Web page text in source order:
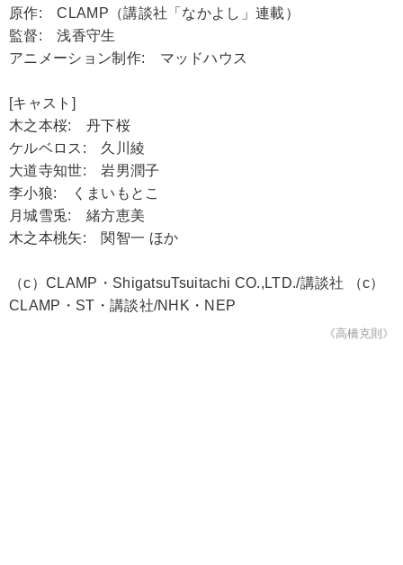
原作: CLAMP（講談社「なかよし」連載）
監督: 浅香守生
アニメーション制作: マッドハウス
[キャスト]
木之本桜: 丹下桜
ケルベロス: 久川綾
大道寺知世: 岩男潤子
李小狼: くまいもとこ
月城雪兎: 緒方恵美
木之本桃矢: 関智一 ほか
（c）CLAMP・ShigatsuTsuitachi CO.,LTD./講談社 （c）
CLAMP・ST・講談社/NHK・NEP
《高橋克則》